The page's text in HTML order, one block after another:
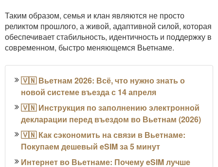
Таким образом, семья и клан являются не просто
реликтом прошлого, а живой, адаптивной силой, которая
обеспечивает стабильность, идентичность и поддержку в
современном, быстро меняющемся Вьетнаме.
🇻🇳 Вьетнам 2026: Всё, что нужно знать о
новой системе въезда с 14 апреля
🇻🇳 Инструкция по заполнению электронной
декларации перед въездом во Вьетнам (2026)
🇻🇳 Как сэкономить на связи в Вьетнаме:
Покупаем дешевый eSIM за 5 минут
Интернет во Вьетнаме: Почему eSIM лучше